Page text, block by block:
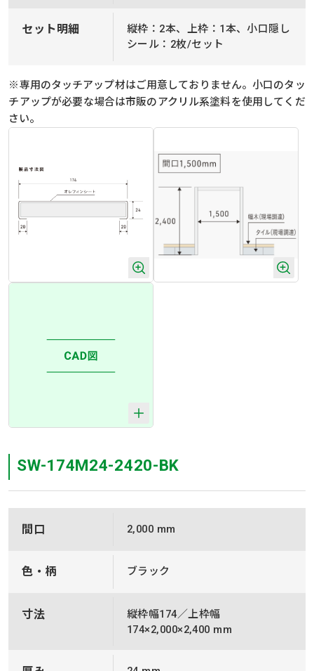
セット明細
縦枠：2本、上枠：1本、小口隠し
シール：2枚/セット
※専用のタッチアップ材はご用意しておりません。小口のタッ
チアップが必要な場合は市販のアクリル系塗料を使用してくだ
さい。
SW-174M24-2420-BK
間口 2,000 mm
色・柄 ブラック
寸法
縦枠幅174／上枠幅
174×2,000×2,400 mm